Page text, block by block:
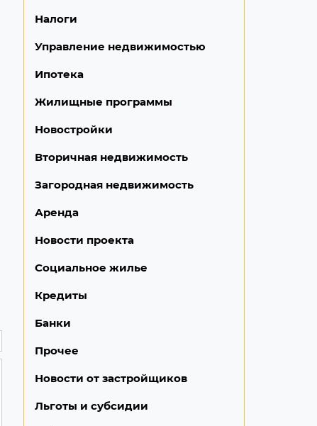
Налоги
Управление недвижимостью
Ипотека
Жилищные программы
Новостройки
Вторичная недвижимость
Загородная недвижимость
Аренда
Новости проекта
Социальное жилье
Кредиты
Банки
Прочее
Новости от застройщиков
Льготы и субсидии